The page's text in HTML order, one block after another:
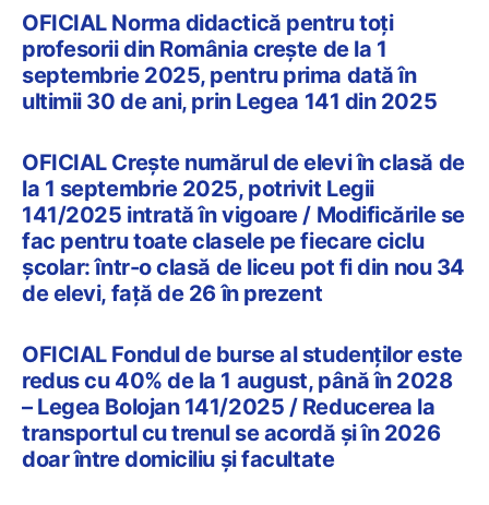
OFICIAL Norma didactică pentru toți
profesorii din România crește de la 1
septembrie 2025, pentru prima dată în
ultimii 30 de ani, prin Legea 141 din 2025
OFICIAL Crește numărul de elevi în clasă de
la 1 septembrie 2025, potrivit Legii
141/2025 intrată în vigoare / Modificările se
fac pentru toate clasele pe fiecare ciclu
școlar: într-o clasă de liceu pot fi din nou 34
de elevi, față de 26 în prezent
OFICIAL Fondul de burse al studenților este
redus cu 40% de la 1 august, până în 2028
– Legea Bolojan 141/2025 / Reducerea la
transportul cu trenul se acordă și în 2026
doar între domiciliu și facultate